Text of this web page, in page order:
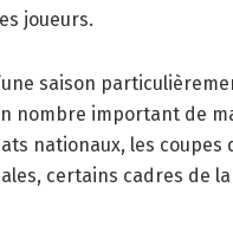
joueurs.
saison
nombre important de
nationaux, les
certains cadres de